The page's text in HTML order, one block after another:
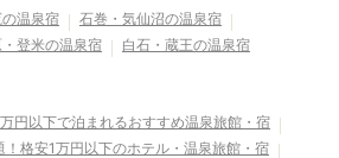
温泉宿
石巻・気仙沼の温泉宿
登米の温泉宿 白石・蔵王の温泉宿
円以下で泊まれるおすすめ温泉旅館・宿
格安1万円以下のホテル・温泉旅館・宿